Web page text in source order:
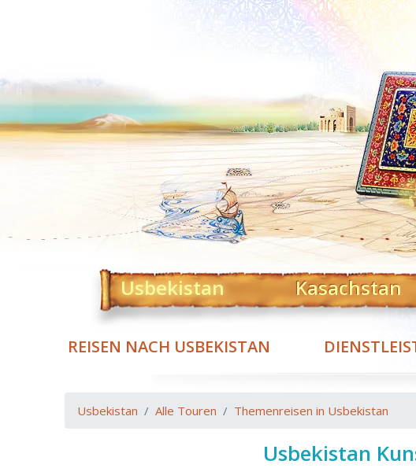
Usbekistan Kasachstan
REISEN NACH USBEKISTAN
Usbekistan Alle Touren Themenreisen in Usbekistan
Usbekistan